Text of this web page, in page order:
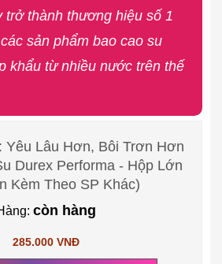
trở thành thương hiệu số 1
sản phẩm bao cao su
khẩu từ nhiều nước trên thế
Yêu Lâu Hơn, Bôi Trơn Hơn
Durex Performa - Hộp Lớn
Kèm Theo SP Khác)
còn hàng
285.000 VNĐ